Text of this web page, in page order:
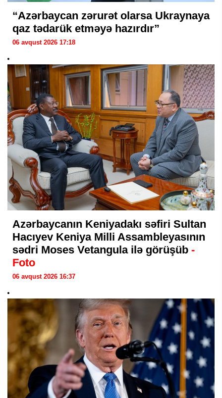
“Azərbaycan zərurət olarsa Ukraynaya
qaz tədarük etməyə hazırdır”
06 avqust 2026 17:18
Azərbaycanın Keniyadakı səfiri Sultan
Hacıyev Keniya Milli Assambleyasının
sədri Moses Vetangula ilə görüşüb -
Foto
06 avqust 2026 16:37